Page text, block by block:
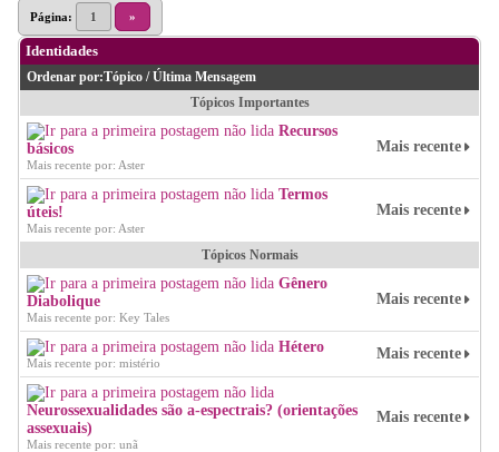
Página: 1 »
Identidades
Ordenar por:Tópico /Última Mensagem
Tópicos Importantes
Recursos
básicos
Mais recente por: Aster
Mais recente
Termos
úteis!
Mais recente por: Aster
Mais recente
Tópicos Normais
Gênero
Diabolique
Mais recente por: Key Tales
Mais recente
Hétero
Mais recente por: mistério
Mais recente
Neurossexualidades são a-espectrais? (orientações
assexuais)
Mais recente por: unã
Mais recente